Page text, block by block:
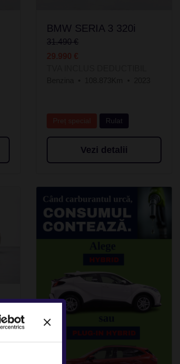
BMW SERIA 3 320i
31.490 €
29.990 €
Preț special Rulat
Vezi detalii